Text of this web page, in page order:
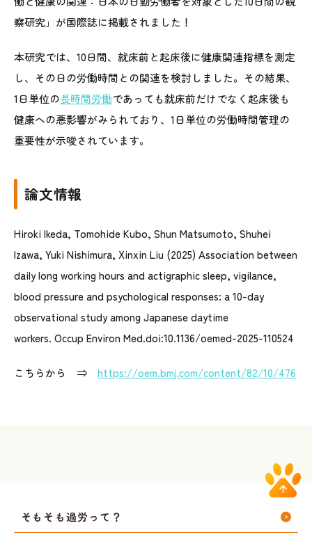
察研究」が国際誌に掲載されました！
本研究では、10日間、就床前と起床後に健康関連指標を測定
し、その日の労働時間との関連を検討しました。その結果、
1日単位の長時間労働であっても就床前だけでなく起床後も
健康への悪影響がみられており、1日単位の労働時間管理の
重要性が示唆されています。
論文情報
Hiroki Ikeda, Tomohide Kubo, Shun Matsumoto, Shuhei
Izawa, Yuki Nishimura, Xinxin Liu (2025) Association between
daily long working hours and actigraphic sleep, vigilance,
blood pressure and psychological responses: a 10-day
observational study among Japanese daytime
workers. Occup Environ Med.doi:10.1136/oemed-2025-110524
こちらから ⇒ https://oem.bmj.com/content/82/10/476
そもそも過労って？